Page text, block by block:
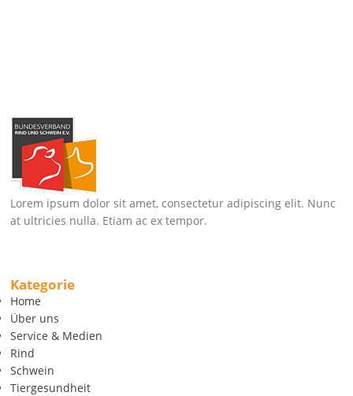
Lorem ipsum dolor sit amet, consectetur adipiscing elit. Nunc
at ultricies nulla. Etiam ac ex tempor.
Kategorie
Home
Über uns
Service & Medien
Rind
Schwein
Tiergesundheit